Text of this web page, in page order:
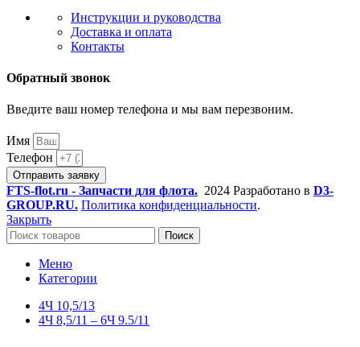
Инструкции и руководства
Доставка и оплата
Контакты
Обратный звонок
Введите ваш номер телефона и мы вам перезвоним.
Имя
Телефон
Отправить заявку
FTS-flot.ru - Запчасти для флота. 2024 Разработано в D3-
GROUP.RU. Политика конфиденциальности.
Закрыть
Поиск
Меню
Категории
4Ч 10,5/13
4Ч 8,5/11 – 6Ч 9.5/11